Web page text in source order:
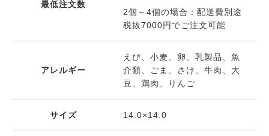
最低注文数
2個～4個の場合：配送費別途
税抜7000円でご注文可能
アレルギー
えび、小麦、卵、乳製品、魚
介類、ごま、さけ、牛肉、大
豆、鶏肉、りんご
サイズ 14.0×14.0